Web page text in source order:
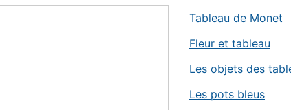
Tableau de Monet
Fleur et tableau
Les objets des
Les pots bleus